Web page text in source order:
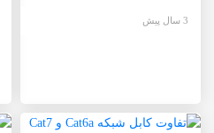
3 سال پیش